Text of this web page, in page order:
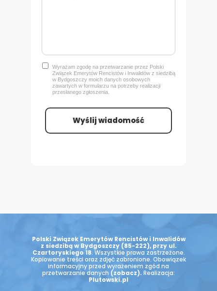
Wyrażam zgodę na przetwarzanie przez Polski
Związek Emerytów Rencistów i Inwalidów z siedzibą
w Bydgoszczy moich danych osobowych
zawartych w formularzu na potrzeby realizacji
przesłanego zgłoszenia.
Wyślij wiadomość
Polski Związek Emerytów Rencistów i Inwalidów
z siedzibą w Bydgoszczy (85-222), przy ul.
Czartoryskiego 18. Wszystkie prawa zastrzeżone.
Kopiowanie treści oraz zdjęć zabronione. Obowiązek
informacyjny przed wyrażeniem zgód na
przetwarzanie danych (zobacz). Realizacja:
Plutowski.pl